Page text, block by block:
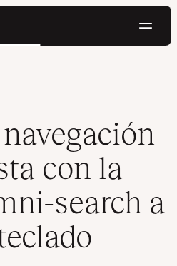
con la función omni-search
con la
search a